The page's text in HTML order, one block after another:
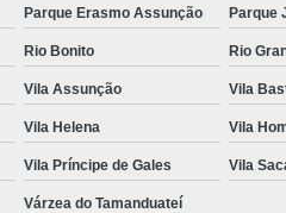
Espelho Decorativo
Espelho Grande para
Espelho para
Espelho para
Parque Erasmo Assunção Parque
Rio Bonito Rio
Vila Assunção Vila
Vila Helena Vila
Vila Príncipe de Gales Vila
Várzea do Tamanduateí